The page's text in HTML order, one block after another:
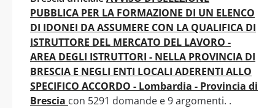
PUBBLICA PER LA FORMAZIONE DI UN ELENCO
DI IDONEI DA ASSUMERE CON LA QUALIFICA DI
ISTRUTTORE DEL MERCATO DEL LAVORO -
AREA DEGLI ISTRUTTORI - NELLA PROVINCIA DI
BRESCIA E NEGLI ENTI LOCALI ADERENTI ALLO
SPECIFICO ACCORDO - Lombardia - Provincia di
Brescia con 5291 domande e 9 argomenti. .